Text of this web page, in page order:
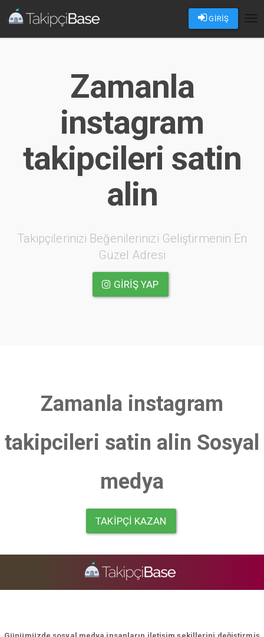
GİRİŞ
Zamanla
instagram
takipcileri satin
alin
Takipçilerinizi Beğenilerinizi Geliştirmenin En
Güzel Adresi
GIRIŞ YAP
Zamanla instagram
takipcileri satin alin Sosyal
medya
TAKIPÇI KAZAN